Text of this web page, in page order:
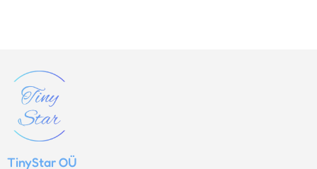
TinyStar OÜ